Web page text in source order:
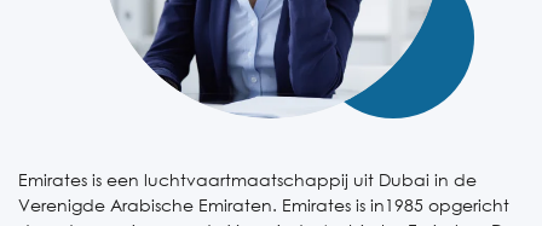
Emirates is een luchtvaartmaatschappij uit Dubai in de
Verenigde Arabische Emiraten. Emirates is in1985 opgericht